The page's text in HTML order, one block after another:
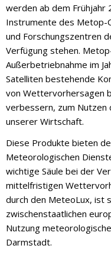
werden ab dem Frühjahr
Instrumente des Metop-
und Forschungszentren
Verfügung stehen.
Außerbetriebnahme im
Satelliten bestehende
von Wettervorhersagen
verbessern, zum Nutzen
unserer Wirtschaft.
Diese Produkte bieten
Meteorologischen
wichtige Säule bei der
mittelfristigen
durch den MeteoLux, ist
zwischenstaatlichen
Nutzung
Darmstadt.